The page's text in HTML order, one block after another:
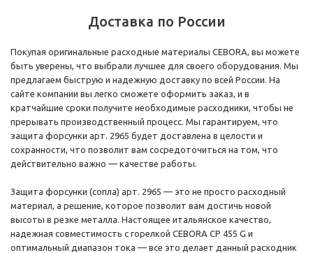
Доставка по России
Покупая оригинальные расходные материалы CEBORA, вы можете
быть уверены, что выбрали лучшее для своего оборудования. Мы
предлагаем быструю и надежную доставку по всей России. На
сайте компании вы легко сможете оформить заказ, и в
кратчайшие сроки получите необходимые расходники, чтобы не
прерывать производственный процесс. Мы гарантируем, что
защита форсунки арт. 2965 будет доставлена в целости и
сохранности, что позволит вам сосредоточиться на том, что
действительно важно — качестве работы.
Защита форсунки (сопла) арт. 2965 — это не просто расходный
материал, а решение, которое позволит вам достичь новой
высоты в резке металла. Настоящее итальянское качество,
надежная совместимость с горелкой CEBORA CP 455 G и
оптимальный диапазон тока — все это делает данный расходник